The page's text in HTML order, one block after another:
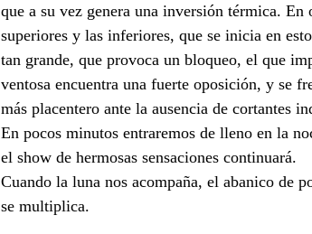
que a su vez genera una inversión térmica.
superiores y las inferiores, que se inicia en
tan grande, que provoca un bloqueo, el que
ventosa encuentra una fuerte oposición, y se
más placentero ante la ausencia de cortantes
En pocos minutos entraremos de lleno en la
el show de hermosas sensaciones continuará.
Cuando la luna nos acompaña, el abanico de
se multiplica.